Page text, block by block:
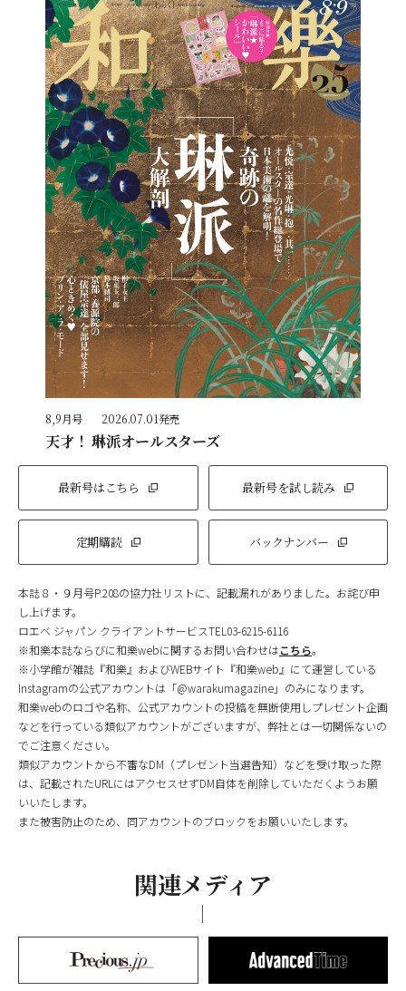
8,9月号 2026.07.01発売
天才！ 琳派オールスターズ
最新号はこちら 最新号を試し読み
定期購読 バックナンバー
本誌８・９月号P.208の協力社リストに、記載漏れがありました。お詫び申
し上げます。
ロエベ ジャパン クライアントサービスTEL03-6215-6116
※和樂本誌ならびに和樂webに関するお問い合わせはこちら。
※小学館が雑誌『和樂』およびWEBサイト『和樂web』にて運営している
Instagramの公式アカウントは「@warakumagazine」のみになります。
和樂webのロゴや名称、公式アカウントの投稿を無断使用しプレゼント企画
などを行っている類似アカウントがございますが、弊社とは一切関係ないの
でご注意ください。
類似アカウントから不審なDM（プレゼント当選告知）などを受け取った際
は、記載されたURLにはアクセスせずDM自体を削除していただくようお願
いいたします。
また被害防止のため、同アカウントのブロックをお願いいたします。
関連メディア